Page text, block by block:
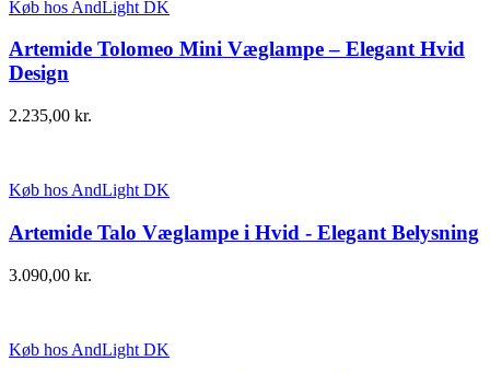
Køb hos AndLight DK
Artemide Tolomeo Mini Væglampe – Elegant Hvid
Design
2.235,00 kr.
Køb hos AndLight DK
Artemide Talo Væglampe i Hvid - Elegant Belysning
3.090,00 kr.
Køb hos AndLight DK